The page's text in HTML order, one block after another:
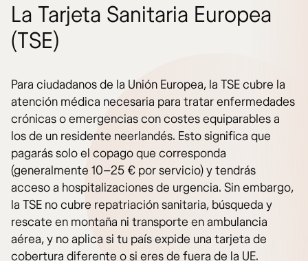
La Tarjeta Sanitaria Europea
(TSE)
Para ciudadanos de la Unión Europea, la TSE cubre la
atención médica necesaria para tratar enfermedades
crónicas o emergencias con costes equiparables a
los de un residente neerlandés. Esto significa que
pagarás solo el copago que corresponda
(generalmente 10–25 € por servicio) y tendrás
acceso a hospitalizaciones de urgencia. Sin embargo,
la TSE no cubre repatriación sanitaria, búsqueda y
rescate en montaña ni transporte en ambulancia
aérea, y no aplica si tu país expide una tarjeta de
cobertura diferente o si eres de fuera de la UE.